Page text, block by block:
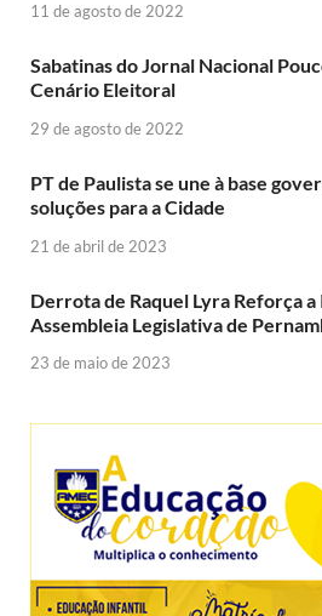
11 de agosto de 2022
Sabatinas do Jornal Nacional
Cenário Eleitoral
29 de agosto de 2022
PT de Paulista se une à base
soluções para a Cidade
21 de abril de 2023
Derrota de Raquel Lyra Reforça
Assembleia Legislativa de
23 de maio de 2023